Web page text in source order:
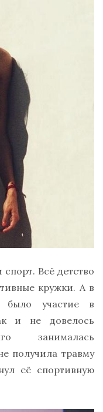
Всё детство
кружки. А в
было участие в
и не довелось
занималась
получила травму
её спортивную